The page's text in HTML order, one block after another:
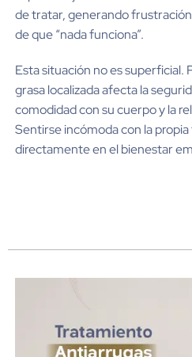
de tratar, generando
de que “nada funciona”.
Esta situación no es superficial.
grasa localizada afecta la
comodidad con su cuerpo y la
Sentirse incómoda con la
directamente en el bienestar